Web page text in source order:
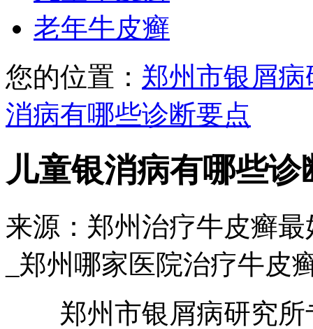
老年牛皮癣
您的位置： 郑州市银屑病
消病有哪些诊断要点
儿童银消病有哪些诊
来源：郑州治疗牛皮癣
_郑州哪家医院治疗牛皮
郑州市银屑病研究所